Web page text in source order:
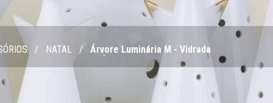
/ NATAL / Árvore Luminária M - Vidrada